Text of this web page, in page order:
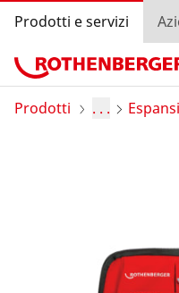
Prodotti e servizi
Prodotti
Trova rivenditore
Prodotti . . .